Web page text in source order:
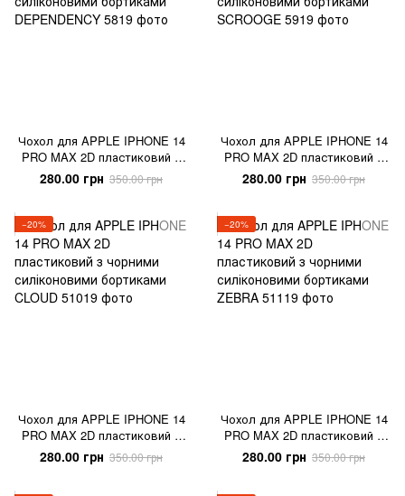
Чохол для APPLE IPHONE 14
PRO MAX 2D пластиковий з
чорними силіконовими
бортиками DEPENDENCY
280.00 грн 350.00 грн
Чохол для APPLE IPHONE 14
PRO MAX 2D пластиковий з
чорними силіконовими
бортиками SCROOGE
280.00 грн 350.00 грн
−20%
Чохол для APPLE IPHONE 14
PRO MAX 2D пластиковий з
чорними силіконовими
бортиками CLOUD
280.00 грн 350.00 грн
−20%
Чохол для APPLE IPHONE 14
PRO MAX 2D пластиковий з
чорними силіконовими
бортиками ZEBRA
280.00 грн 350.00 грн